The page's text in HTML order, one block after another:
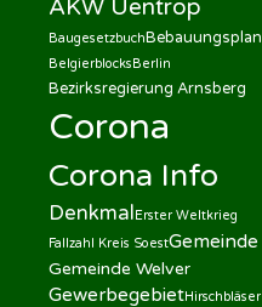
AKW Uentrop
BaugesetzbuchBebauungsplan
BelgierblocksBerlin
Bezirksregierung Arnsberg
Corona
Corona Info
DenkmalErster Weltkrieg
Fallzahl Kreis SoestGemeinde
Gemeinde Welver
GewerbegebietHirschbläser